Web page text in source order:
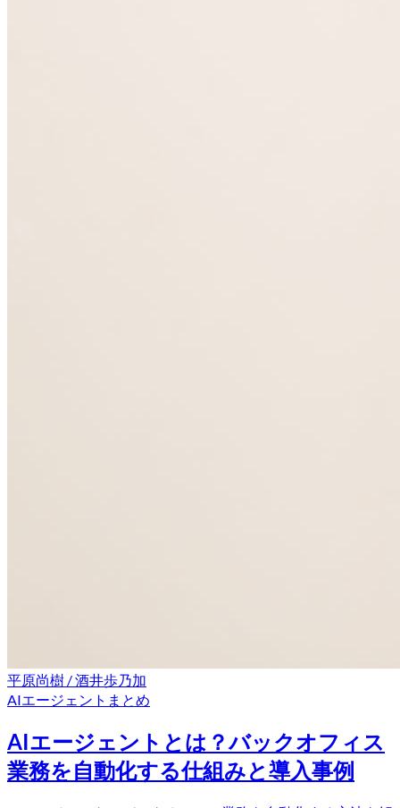
平原尚樹 / 酒井歩乃加
AIエージェント まとめ
AIエージェントとは？バックオフィス
業務を自動化する仕組みと導入事例